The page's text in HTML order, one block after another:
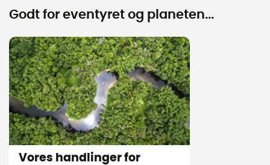
Godt for eventyret og planeten...
Vores handlinger for